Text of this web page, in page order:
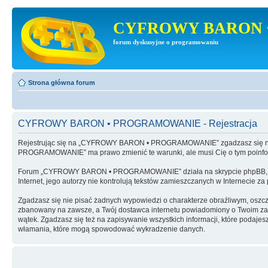
CYFROWY BARON
forum dyskusyjne o programowaniu
Strona główna forum
CYFROWY BARON • PROGRAMOWANIE - Rejestracja
Rejestrując się na „CYFROWY BARON • PROGRAMOWANIE” zgadzasz
PROGRAMOWANIE” ma prawo zmienić te warunki, ale musi Cię o tym
Forum „CYFROWY BARON • PROGRAMOWANIE” działa na skrypcie
Internet, jego autorzy nie kontrolują tekstów zamieszczanych w Internecie
Zgadzasz się nie pisać żadnych wypowiedzi o charakterze obraźliwym,
zbanowany na zawsze, a Twój dostawca internetu powiadomiony o Twoim
wątek. Zgadzasz się też na zapisywanie wszystkich informacji, które
włamania, które mogą spowodować wykradzenie danych.